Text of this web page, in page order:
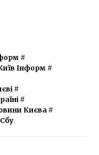
#
Інформ #
#
#
Києва#
Сбу